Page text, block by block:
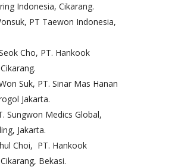
Indonesia, Cikarang.
PT Taewon Indonesia,
Cho, PT. Hankook
Suk, PT. Sinar Mas Hanan
Jakarta.
Sungwon Medics Global,
Jakarta.
Choi, PT. Hankook
Bekasi.